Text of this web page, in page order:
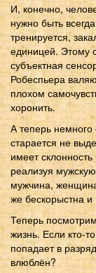
И, конечно,
нужно быть
тренируется,
единицей. Этому
субъектная
Робеспьера
плохом
хоронить.
А теперь
старается не
имеет
реализуя
мужчина,
же бескорыстна и
Теперь
жизнь. Если кто-
попадает в
влюблён?